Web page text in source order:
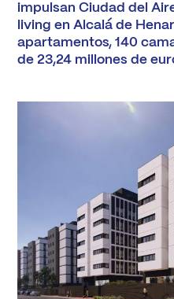
impulsan Ciudad del
living en Alcalá de
apartamentos, 140
de 23,24 millones de